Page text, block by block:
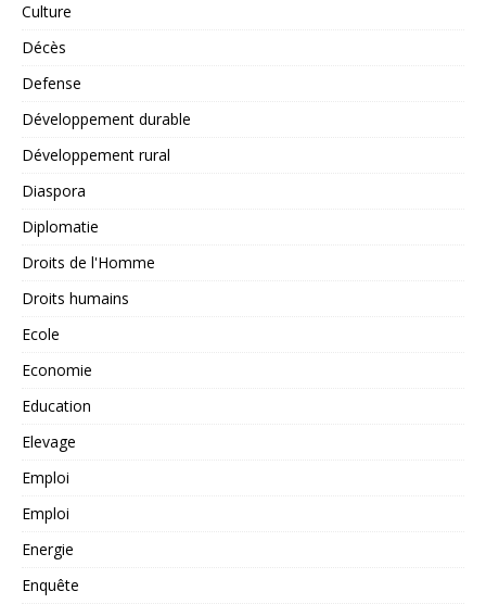
Culture
Décès
Defense
Développement durable
Développement rural
Diaspora
Diplomatie
Droits de l'Homme
Droits humains
Ecole
Economie
Education
Elevage
Emploi
Emploi
Energie
Enquête